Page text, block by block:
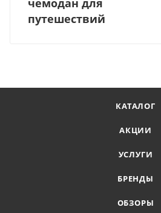
путешествий
КАТАЛОГ
АКЦИИ
УСЛУГИ
БРЕНДЫ
ОБЗОРЫ